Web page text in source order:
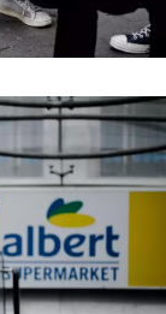
se
Zásad ochrany
toto pole.